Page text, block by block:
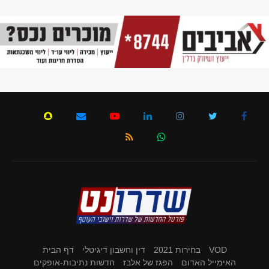
VOD בחירות 2021 דין וחשבון דיגיטלי
דף הבית
האימייל האדום
הפגז של אלבז חדשות נתיבות-אופקים